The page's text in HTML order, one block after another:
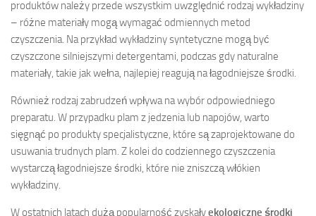
produktów należy przede wszystkim uwzględnić rodzaj wykładziny
– różne materiały mogą wymagać odmiennych metod
czyszczenia. Na przykład wykładziny syntetyczne mogą być
czyszczone silniejszymi detergentami, podczas gdy naturalne
materiały, takie jak wełna, najlepiej reagują na łagodniejsze środki.
Również rodzaj zabrudzeń wpływa na wybór odpowiedniego
preparatu. W przypadku plam z jedzenia lub napojów, warto
sięgnąć po produkty specjalistyczne, które są zaprojektowane do
usuwania trudnych plam. Z kolei do codziennego czyszczenia
wystarczą łagodniejsze środki, które nie zniszczą włókien
wykładziny.
W ostatnich latach dużą popularność zyskałyekologiczne środki